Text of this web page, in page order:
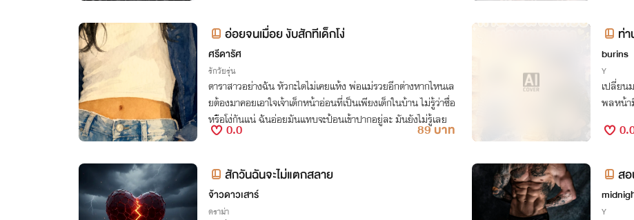
อ่อยจนเมื่อย งับสักทีเด็กโง่
ศรีดารัศ
รักวัยรุ่น
ดาราสาวอย่างฉัน หัวกะไดไม่เคยแห้ง พ่อแม่รวยอีกต่างหากไหนเล
ยต้องมาคอยเอาใจเจ้าเด็กหน้าอ่อนที่เป็นเพียงเด็กในบ้าน ไม่รู้ว่าซื่อ
หรือโง่กันแน่ ฉันอ่อยมันแทบจะป้อนเข้าปากอยู่ละ มันยังไม่รู้เลย
0.0 89 บาท
ท่
burins
Y
เปลี่ยน
พลหน้า
สักวันฉันจะไม่แตกสลาย
จ้าวดาวเสาร์
ดราม่า
ส
Y